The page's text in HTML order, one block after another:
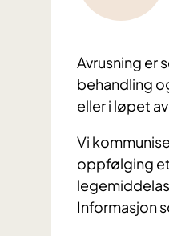
Avrusning er
behandling
eller i løpet
Vi
oppfølging
Informasjon